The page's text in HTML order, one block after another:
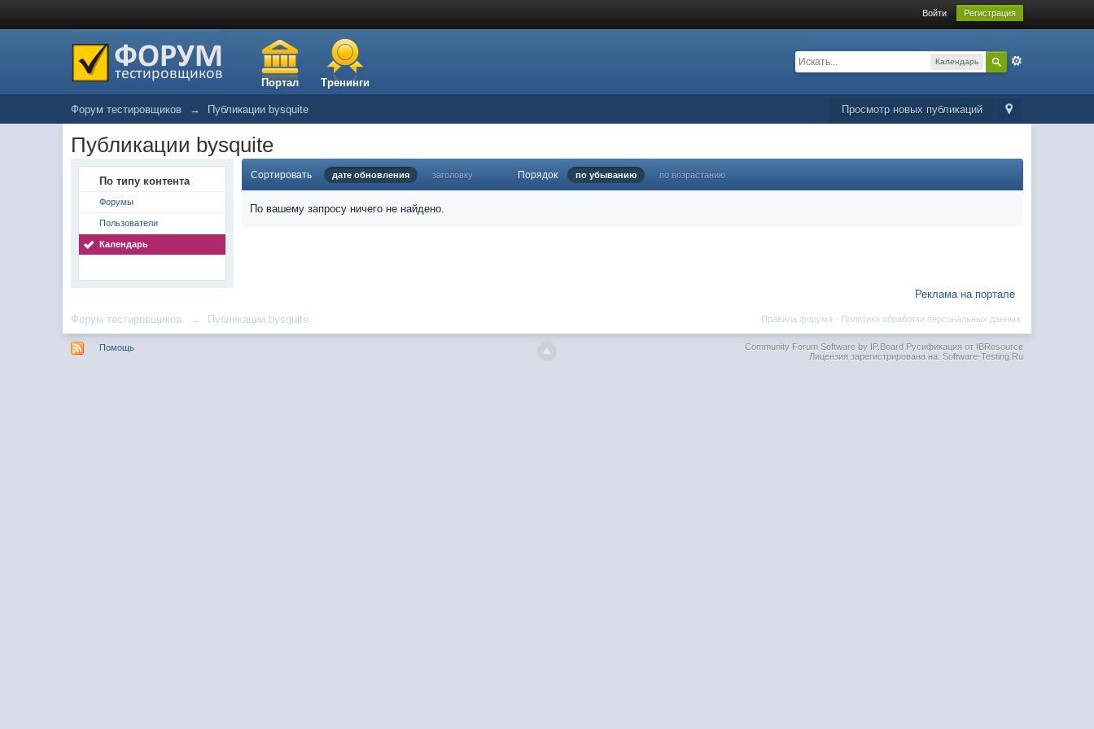
Войти Регистрация
Портал Тренинги
Календарь
Просмотр новых публикаций
Форум тестировщиков → Публикации bysquite
Публикации bysquite
По типу контента
Форумы
Пользователи
Календарь
Сортировать дате обновления заголовку Порядок по убыванию по возрастанию
По вашему запросу ничего не найдено.
Реклама на портале
Форум тестировщиков → Публикации bysquite Политика обработки персональных данных
Правила форума ·
Помощь Community Forum Software by IP.BoardРусификация от IBResource
Лицензия зарегистрирована на: Software-Testing.Ru